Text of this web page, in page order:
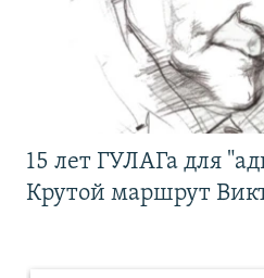
15 лет ГУЛАГа для
Крутой маршрут